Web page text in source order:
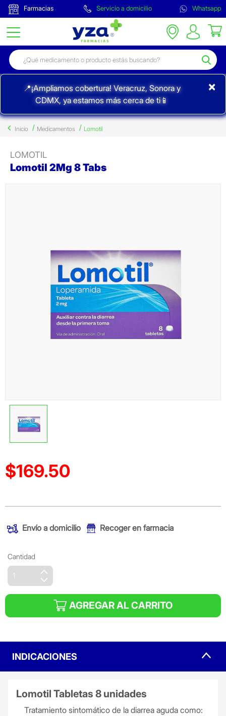
Farmacias Servicio a domicilio Whatsapp
📍¡Ampliamos cobertura! Veracruz, Sonora y
CDMX, ya estamos más cerca de ti📱
×
Inicio Medicamentos Lomotil
LOMOTIL
Lomotil 2Mg 8 Tabs
Precio reducido de
$169.50
Envío a domicilio Recoger en farmacia
Cantidad
AGREGAR AL CARRITO
INDICACIONES
Lomotil Tabletas 8 unidades
Tratamiento sintomático de la diarrea aguda como: